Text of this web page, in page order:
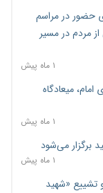
حضور در مراسم
مردم در مسیر
۱ ماه پیش
میعادگاه
۱ ماه پیش
برگزار می‌شود
۱ ماه پیش
تشییع «شهید